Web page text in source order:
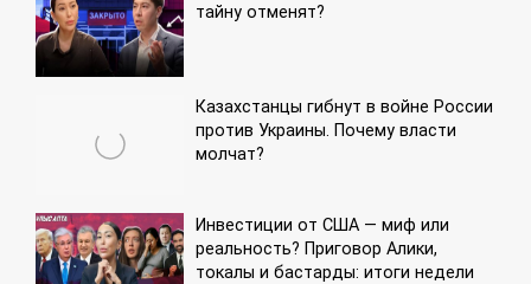
тайну отменят?
Казахстанцы гибнут в войне России
против Украины. Почему власти
молчат?
Инвестиции от США — миф или
реальность? Приговор Алики,
токалы и бастарды: итоги недели